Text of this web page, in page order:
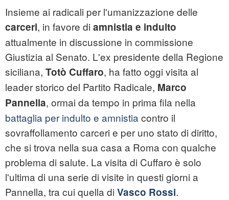
Insieme ai radicali per l'umanizzazione delle
carceri, in favore di amnistia e indulto
attualmente in discussione in commissione
Giustizia al Senato. L'ex presidente della Regione
siciliana, Totò Cuffaro, ha fatto oggi visita al
leader storico del Partito Radicale, Marco
Pannella, ormai da tempo in prima fila nella
battaglia per indulto e amnistia contro il
sovraffollamento carceri e per uno stato di diritto,
che si trova nella sua casa a Roma con qualche
problema di salute. La visita di Cuffaro è solo
l'ultima di una serie di visite in questi giorni a
Pannella, tra cui quella di Vasco Rossi.